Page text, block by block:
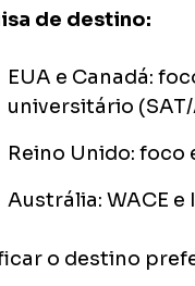
de destino:
EUA e Canadá:
universitário
Reino Unido: foco
Austrália: WACE
o destino